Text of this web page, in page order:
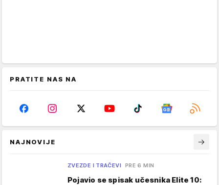
PRATITE NAS NA
NAJNOVIJE
ZVEZDE I TRAČEVI PRE 6 MIN
Pojavio se spisak učesnika Elite 10: